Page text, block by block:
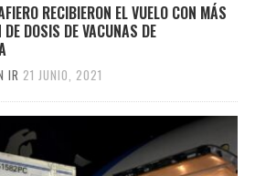
RECIBIERON EL VUELO CON MÁS
DE DOSIS DE VACUNAS DE
IR 21 JUNIO, 2021